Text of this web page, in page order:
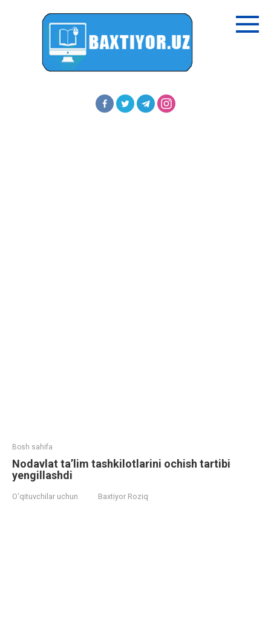
Bosh sahifa
Nodavlat ta’lim tashkilotlarini ochish tartibi
yengillashdi
O‘qituvchilar uchun Baxtiyor Roziq